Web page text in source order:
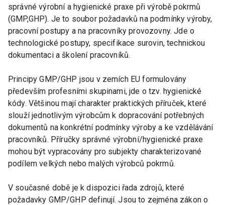
správné výrobní a hygienické praxe při výrobě pokrmů
(GMP,GHP). Je to soubor požadavků na podmínky výroby,
pracovní postupy a na pracovníky provozovny. Jde o
technologické postupy, specifikace surovin, technickou
dokumentaci a školení pracovníků.
Principy GMP/GHP jsou v zemích EU formulovány
především profesními skupinami, jde o tzv. hygienické
kódy. Většinou mají charakter praktických příruček, které
slouží jednotlivým výrobcům k dopracování potřebných
dokumentů na konkrétní podmínky výroby a ke vzdělávání
pracovníků. Příručky správné výrobní/hygienické praxe
mohou být vypracovány pro subjekty charakterizované
podílem velkých nebo malých výrobců pokrmů.
V současné době je k dispozici řada zdrojů, které
požadavky GMP/GHP definují. Jsou to zejména zákon o